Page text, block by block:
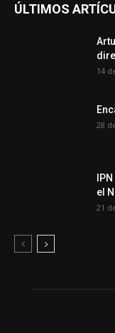
ÚLTIMOS
14
28
el
21